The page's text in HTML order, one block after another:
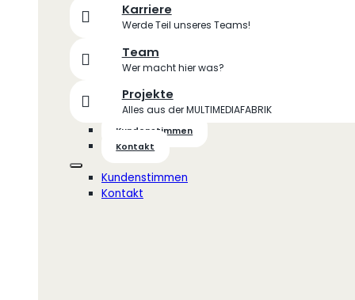
Karriere
Werde Teil unseres Teams!
Team
Wer macht hier was?
Projekte
Alles aus der MULTIMEDIAFABRIK
Kundenstimmen
Kontakt
Kundenstimmen
Kontakt